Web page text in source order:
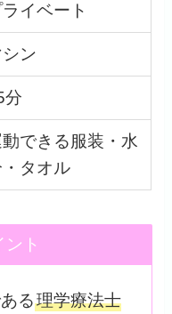
イベート
ン
分
できる服装・水
タオル
ト
る理学療法士